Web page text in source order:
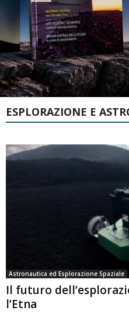
ESPLORAZIONE E
Astronautica ed Esplorazione Spaziale
Il futuro
l’Etna